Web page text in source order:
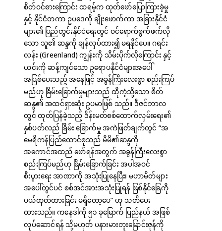
စိတ်ဝင်စားကြောင်း ထရမ့်က ထုတ်ဖော်ပြောကြားခဲ့မှု
နှင့် နိုင်ငံတကာ ဥပဒေကို ချိုးဖောက်ကာ အခြားနိုင်ငံ
များ၏ ပြည်တွင်းနိုင်ငံရေးတွင် ဝင်ရောက်စွက်ဖက်လို
သော သူ၏ ဆန္ဒကို ချန်လှပ်ထား၍ မရနိုင်ပေ။ ဂရင်း
လန်း (Greenland) ကျွန်းကို သိမ်းပိုက်လိုကြောင်း နှင့်
ယင်းကို ဆန့်ကျင်သော ဥရောပနိုင်ငံများအပေါ်
အပြစ်ပေးသည့် အနေဖြင့် အခွန်ကြီးလေးစွာ စည်းကြပ်
မည်ဟု ခြိမ်းခြောက်မှုများသည် ထိုကဲ့သို့သော စိတ်
ဆန္ဒ၏ အထင်ရှားဆုံး ဥပမာဖြစ် သည်။ ဒီဇင်ဘာလ
တွင် ထုတ်ပြန်ခဲ့သည့် ဒိန်းမတ်စစ်ထောက်လှမ်းရေး၏
နှစ်ပတ်လည် ခြိမ်း ခြောက်မှု အကဲဖြတ်ချက်တွင် “အ
မေရိကန်ပြည်ထောင်စုသည် မိမိ၏ဆန္ဒကို
အကောင်အထည် ဖော်ရန်အတွက် အခွန်ကြီးလေးစွာ
စည်းကြပ်မည်ဟု ခြိမ်းခြောက်ခြင်း အပါအဝင်
စီးပွားရေး အာဏာကို အသုံးပြုနေပြီး၊ မဟာမိတ်များ
အပေါ်တွင်ပင် စစ်အင်အားအသုံးပြုရန် ဖြစ်နိုင်ခြေကို
ပယ်ထုတ်ထားခြင်း မရှိတော့ပေ” ဟု သတိပေး
ထားသည်။ ကနေဒါကို ၅၁ ခုမြောက် ပြည်နယ် အဖြစ်
လုပ်ဆောင်ရန် သို့မဟုတ် ပနားမားတူးမြောင်းဇုန်ကို